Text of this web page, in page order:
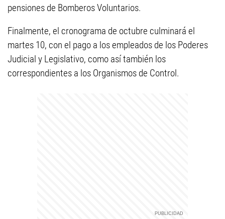
pensiones de Bomberos Voluntarios.
Finalmente, el cronograma de octubre culminará el
martes 10, con el pago a los empleados de los Poderes
Judicial y Legislativo, como así también los
correspondientes a los Organismos de Control.